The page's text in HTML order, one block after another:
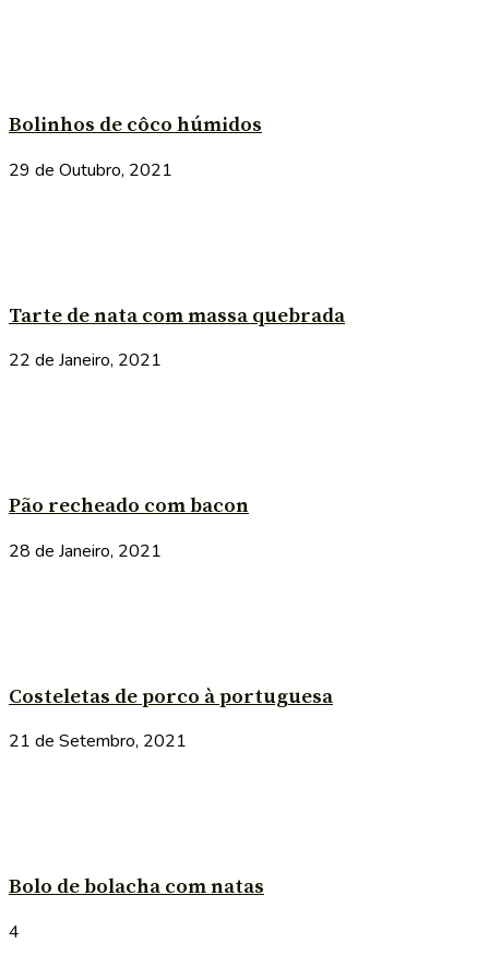
Bolinhos de côco húmidos
29 de Outubro, 2021
Tarte de nata com massa quebrada
22 de Janeiro, 2021
Pão recheado com bacon
28 de Janeiro, 2021
Costeletas de porco à portuguesa
21 de Setembro, 2021
Bolo de bolacha com natas
4